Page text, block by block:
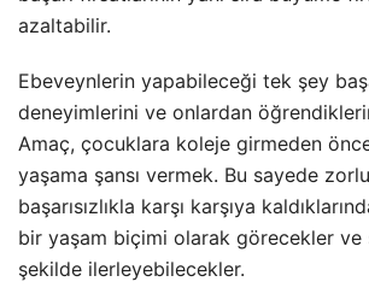
azaltabilir.
Ebeveynlerin yapabileceği tek şey
deneyimlerini ve onlardan
Amaç, çocuklara koleje girmeden önce
yaşama şansı vermek. Bu sayede
başarısızlıkla karşı karşıya
bir yaşam biçimi olarak görecekler ve
şekilde ilerleyebilecekler.